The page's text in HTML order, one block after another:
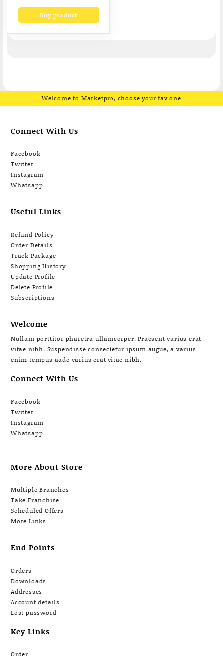
ด้วยมือ เครื่องบดเมล็ด
was:
฿4,606.00.
is:
฿2,365.00.Buy product
Welcome to Marketpro, choose your fav one
Connect With Us
Facebook
Twitter
Instagram
Whatsapp
Useful Links
Refund Policy
Order Details
Track Package
Shopping History
Update Profile
Delete Profile
Subscriptions
Welcome
Nullam porttitor pharetra ullamcorper. Praesent varius erat
vitae nibh. Suspendisse consectetur ipsum augue, a varius
enim tempus aade varius erat vitae nibh.
Connect With Us
Facebook
Twitter
Instagram
Whatsapp
More About Store
Multiple Branches
Take Franchise
Scheduled Offers
More Links
End Points
Orders
Downloads
Addresses
Account details
Lost password
Key Links
Order